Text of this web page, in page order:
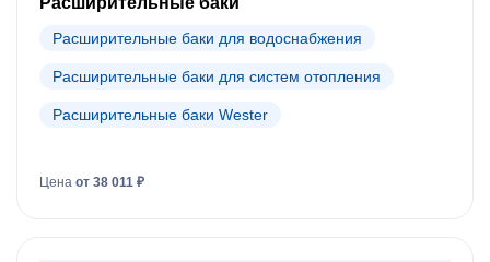
Расширительные баки для водоснабжения
Расширительные баки для систем отопления
Расширительные баки Wester
Цена от 38 011 ₽